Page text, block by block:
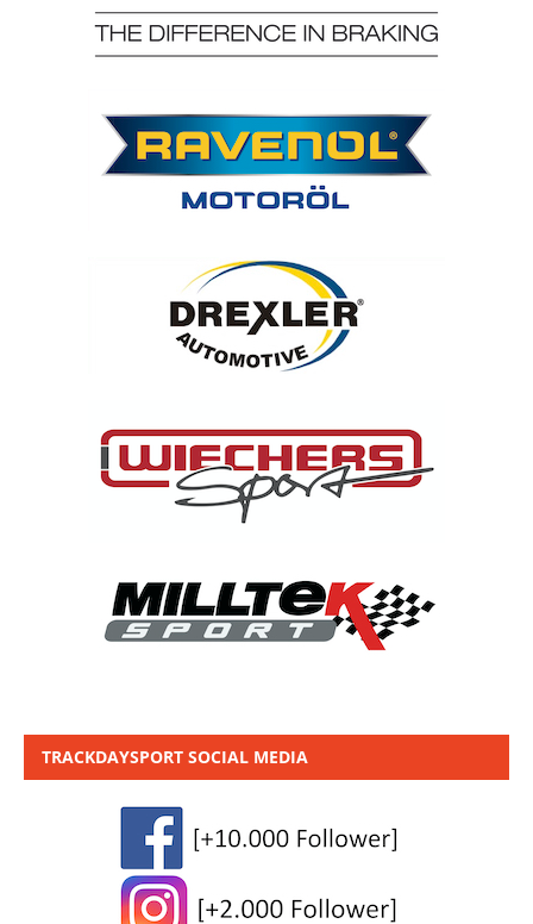
TRACKDAYSPORT SOCIAL MEDIA